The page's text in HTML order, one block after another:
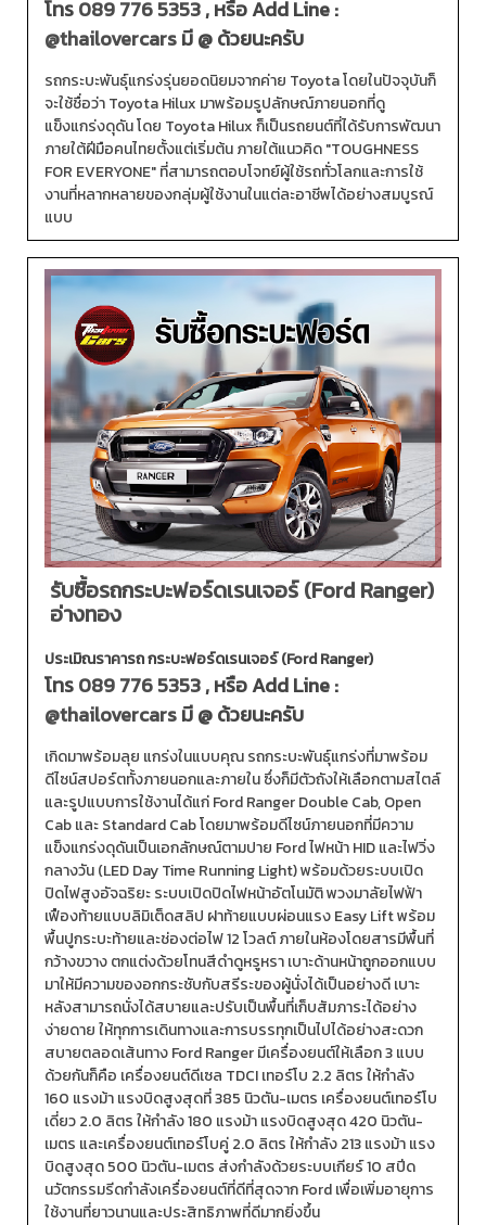
โทร089 776 5353, หรือ Add Line :
@thailovercarsมี @ ด้วยนะครับ
รถกระบะพันธุ์แกร่งรุ่นยอดนิยมจากค่าย Toyota โดยในปัจจุบันก็
จะใช้ชื่อว่า Toyota Hilux มาพร้อมรูปลักษณ์ภายนอกที่ดู
แข็งแกร่งดุดัน โดย Toyota Hilux ก็เป็นรถยนต์ที่ได้รับการพัฒนา
ภายใต้ฝีมือคนไทยตั้งแต่เริ่มต้น ภายใต้แนวคิด "TOUGHNESS
FOR EVERYONE" ที่สามารถตอบโจทย์ผู้ใช้รถทั่วโลกและการใช้
งานที่หลากหลายของกลุ่มผู้ใช้งานในแต่ละอาชีพได้อย่างสมบูรณ์
แบบ
รับซื้อรถกระบะฟอร์ดเรนเจอร์ (Ford Ranger)
อ่างทอง
ประเมิณราคารถ กระบะฟอร์ดเรนเจอร์ (Ford Ranger)
โทร089 776 5353, หรือ Add Line :
@thailovercarsมี @ ด้วยนะครับ
เกิดมาพร้อมลุย แกร่งในแบบคุณ รถกระบะพันธุ์แกร่งที่มาพร้อม
ดีไซน์สปอร์ตทั้งภายนอกและภายใน ซึ่งก็มีตัวถังให้เลือกตามสไตล์
และรูปแบบการใช้งานได้แก่ Ford Ranger Double Cab, Open
Cab และ Standard Cab โดยมาพร้อมดีไซน์ภายนอกที่มีความ
แข็งแกร่งดุดันเป็นเอกลักษณ์ตามปาย Ford ไฟหน้า HID และไฟวิ่ง
กลางวัน (LED Day Time Running Light) พร้อมด้วยระบบเปิด
ปิดไฟสูงอัจฉริยะ ระบบเปิดปิดไฟหน้าอัตโนมัติ พวงมาลัยไฟฟ้า
เฟืองท้ายแบบลิมิเต็ดสลิป ฝาท้ายแบบผ่อนแรง Easy Lift พร้อม
พื้นปูกระบะท้ายและช่องต่อไฟ 12 โวลต์ ภายในห้องโดยสารมีพื้นที่
กว้างขวาง ตกแต่งด้วยโทนสีดำดูหรูหรา เบาะด้านหน้าถูกออกแบบ
มาให้มีความของอกกระชับกับสรีระของผู้นั่งได้เป็นอย่างดี เบาะ
หลังสามารถนั่งได้สบายและปรับเป็นพื้นที่เก็บสัมภาระได้อย่าง
ง่ายดาย ให้ทุกการเดินทางและการบรรทุกเป็นไปได้อย่างสะดวก
สบายตลอดเส้นทาง Ford Ranger มีเครื่องยนต์ให้เลือก 3 แบบ
ด้วยกันก็คือ เครื่องยนต์ดีเซล TDCI เทอร์โบ 2.2 ลิตร ให้กำลัง
160 แรงม้า แรงบิดสูงสุดที่ 385 นิวตัน-เมตร เครื่องยนต์เทอร์โบ
เดี่ยว 2.0 ลิตร ให้กำลัง 180 แรงม้า แรงบิดสูงสุด 420 นิวตัน-
เมตร และเครื่องยนต์เทอร์โบคู่ 2.0 ลิตร ให้กำลัง 213 แรงม้า แรง
บิดสูงสุด 500 นิวตัน-เมตร ส่งกำลังด้วยระบบเกียร์ 10 สปีด
นวัตกรรมรีดกำลังเครื่องยนต์ที่ดีที่สุดจาก Ford เพื่อเพิ่มอายุการ
ใช้งานที่ยาวนานและประสิทธิภาพที่ดีมากยิ่งขึ้น